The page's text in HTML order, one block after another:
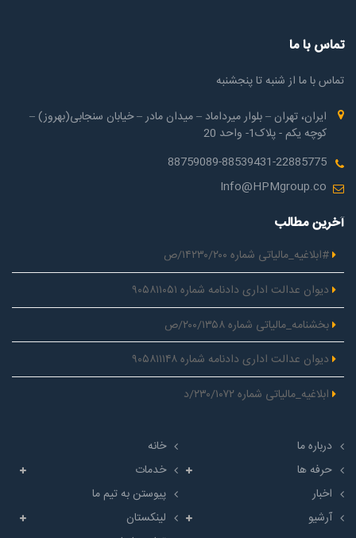
تماس با ما
تماس با ما از شنبه تا پنجشنبه
ایران، تهران – بلوار میرداماد – میدان مادر – خیابان سنجابی(بهروز) –
کوچه یکم - پلاک1- واحد 20
88759089-88539431-22885775
Info@HPMgroup.co
آخرین مطالب
#ابلاغیه_مالیاتی شماره ۱۴۲۳۰/۲۰۰/ص
دیوان عدالت اداری دادنامه شماره ۹۰۵۸۱۱۰۵۱
بخشنامه_مالیاتی شماره ۲۰۰/۱۳۵۸/ص
دیوان عدالت اداری دادنامه شماره ۹۰۵۸۱۱۱۴۸
ابلاغیه_مالیاتی شماره ۲۳۰/۱۰۷۲/د
خانه
درباره ما
خدمات
حرفه ها
پیوستن به تیم ما
اخبار
لینکستان
آرشیو